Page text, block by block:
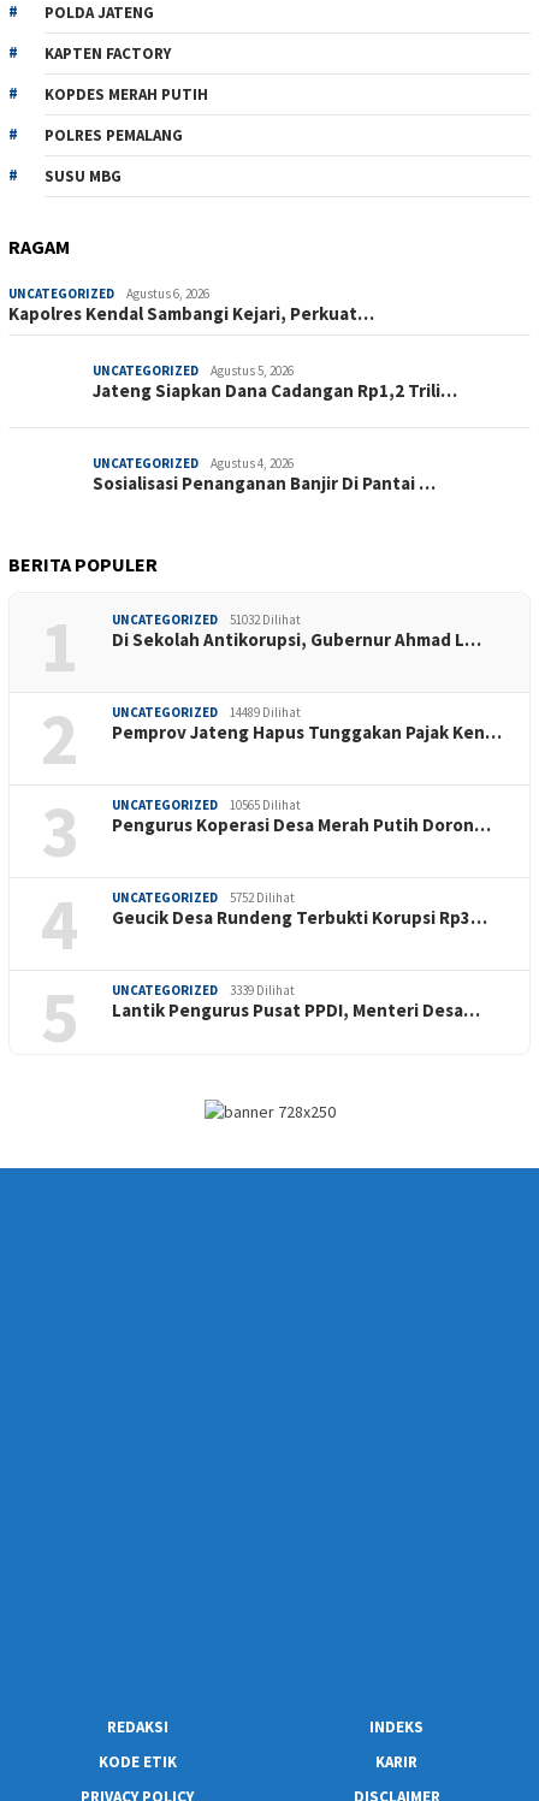
POLDA JATENG
KAPTEN FACTORY
KOPDES MERAH PUTIH
POLRES PEMALANG
SUSU MBG
RAGAM
UNCATEGORIZED Agustus 6, 2026
Kapolres Kendal Sambangi Kejari, Perkuat…
UNCATEGORIZED Agustus 5, 2026
Jateng Siapkan Dana Cadangan Rp1,2 Trili…
UNCATEGORIZED Agustus 4, 2026
Sosialisasi Penanganan Banjir Di Pantai …
BERITA POPULER
1 UNCATEGORIZED 51032 Dilihat
Di Sekolah Antikorupsi, Gubernur Ahmad L…
2 UNCATEGORIZED 14489 Dilihat
Pemprov Jateng Hapus Tunggakan Pajak Ken…
3 UNCATEGORIZED 10565 Dilihat
Pengurus Koperasi Desa Merah Putih Doron…
4 UNCATEGORIZED 5752 Dilihat
Geucik Desa Rundeng Terbukti Korupsi Rp3…
5 UNCATEGORIZED 3339 Dilihat
Lantik Pengurus Pusat PPDI, Menteri Desa…
REDAKSI
INDEKS
KODE ETIK
KARIR
PRIVACY POLICY
DISCLAIMER